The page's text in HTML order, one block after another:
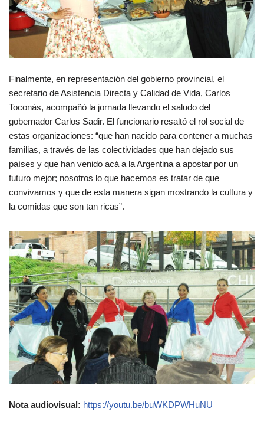
Finalmente, en representación del gobierno provincial, el
secretario de Asistencia Directa y Calidad de Vida, Carlos
Toconás, acompañó la jornada llevando el saludo del
gobernador Carlos Sadir. El funcionario resaltó el rol social de
estas organizaciones: “que han nacido para contener a muchas
familias, a través de las colectividades que han dejado sus
países y que han venido acá a la Argentina a apostar por un
futuro mejor; nosotros lo que hacemos es tratar de que
convivamos y que de esta manera sigan mostrando la cultura y
la comidas que son tan ricas”.
Nota audiovisual: https://youtu.be/buWKDPWHuNU